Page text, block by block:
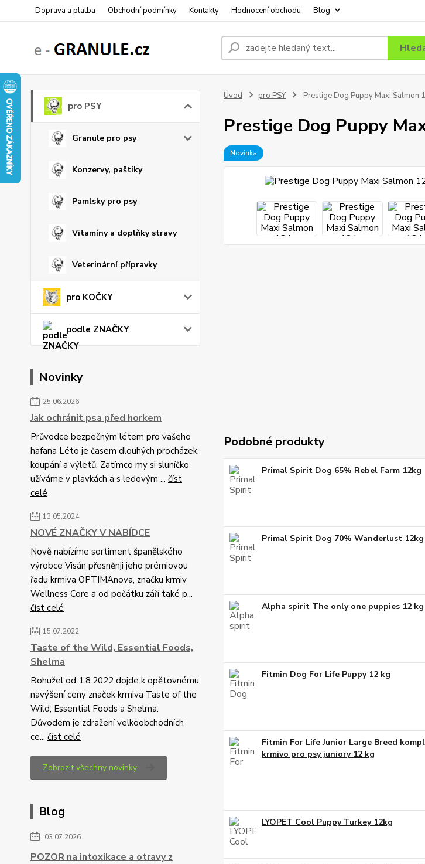
Doprava a platba Obchodní podmínky Kontakty Hodnocení obchodu Blog
pro PSY
Granule pro psy
Konzervy, paštiky
Pamlsky pro psy
Vitamíny a doplňky stravy
Veterinární přípravky
pro KOČKY
podle ZNAČKY
Novinky
25.06.2026
Jak ochránit psa před horkem
Průvodce bezpečným létem pro vašeho
hafana Léto je časem dlouhých procházek,
koupání a výletů. Zatímco my si sluníčko
užíváme v plavkách a s ledovým ... číst
celé
13.05.2024
NOVÉ ZNAČKY V NABÍDCE
Nově nabízíme sortiment španělského
výrobce Visán přesněnji jeho prémiovou
řadu krmiva OPTIMAnova, značku krmiv
Wellness Core a od počátku září také p...
číst celé
15.07.2022
Taste of the Wild, Essential Foods,
Shelma
Bohužel od 1.8.2022 dojde k opětovnému
navýšení ceny značek krmiva Taste of the
Wild, Essential Foods a Shelma.
Důvodem je zdražení velkoobchodních
ce... číst celé
Zobrazit všechny novinky
Blog
03.07.2026
POZOR na intoxikace a otravy z
Úvod pro PSY Prestige Dog Puppy Maxi Salmon
Prestige Dog Puppy
Novinka
Podobné produkty
Primal Spirit Dog 65% Rebel Farm 12kg
Primal Spirit Dog 70% Wanderlust 12kg
Alpha spirit The only one puppies 12 kg
Fitmin Dog For Life Puppy 12 kg
Fitmin For Life Junior Large Breed
krmivo pro psy juniory 12 kg
LYOPET Cool Puppy Turkey 12kg